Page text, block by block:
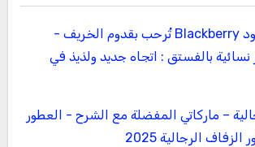
عطور التوت الأسود Blackberry تُرحب بقدوم الخريف -
بالفستق : اتجاه جديد ولذيذ في
– ماركاتي المفضلة مع الشرح - العطور